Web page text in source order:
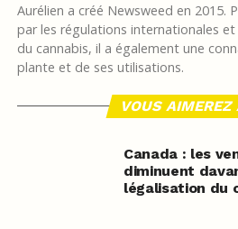
Aurélien a créé Newsweed en 2015.
par les régulations internationales
du cannabis, il a également une
plante et de ses utilisations.
VOUS
Canada : les
diminuent
légalisation du